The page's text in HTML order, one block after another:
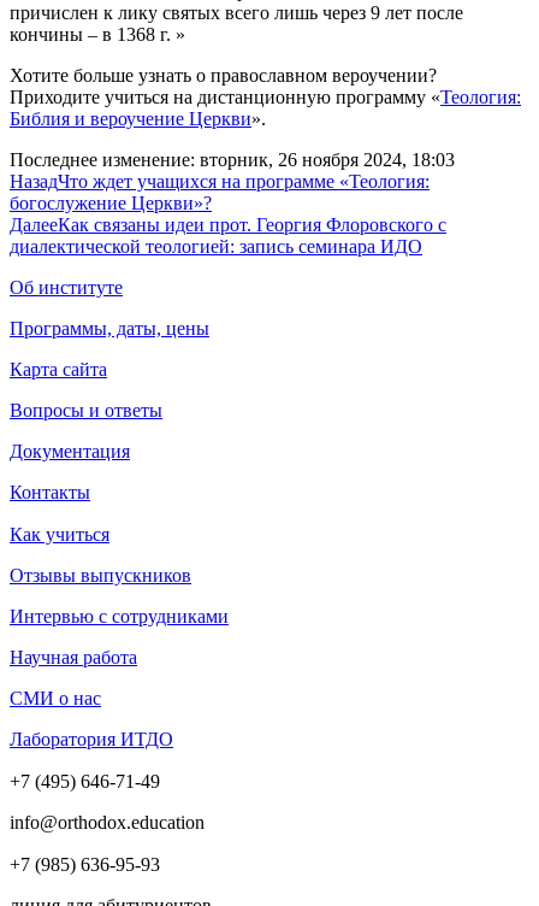
причислен к лику святых всего лишь через 9 лет после
кончины – в 1368 г. »
Хотите больше узнать о православном вероучении?
Приходите учиться на дистанционную программу «Теология:
Библия и вероучение Церкви».
Последнее изменение: вторник, 26 ноября 2024, 18:03
НазадЧто ждет учащихся на программе «Теология:
богослужение Церкви»?
ДалееКак связаны идеи прот. Георгия Флоровского с
диалектической теологией: запись семинара ИДО
Об институте
Программы, даты, цены
Карта сайта
Вопросы и ответы
Документация
Контакты
Как учиться
Отзывы выпускников
Интервью с сотрудниками
Научная работа
СМИ о нас
Лаборатория ИТДО
+7 (495) 646-71-49
info@orthodox.education
+7 (985) 636-95-93